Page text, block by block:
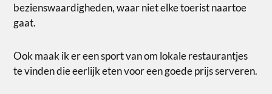
bezienswaardigheden, waar niet elke toerist naartoe
gaat.
Ook maak ik er een sport van om lokale restaurantjes
te vinden die eerlijk eten voor een goede prijs serveren.